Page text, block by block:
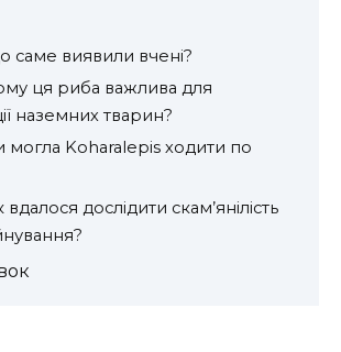
саме виявили вчені?
ця риба важлива для
наземних тварин?
могла Koharalepis ходити по
вдалося дослідити скам’янілість